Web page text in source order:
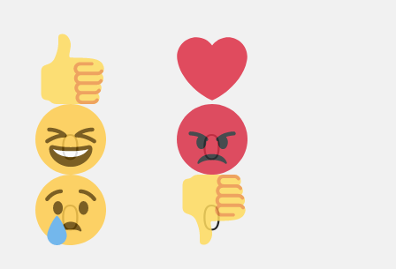
Палец
вверх!
0
Лайк!
0
Дикий
смех!
0
Агрессия!
0
Грусть :(
Палец
вниз!